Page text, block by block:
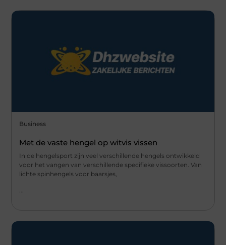
Business
Met de vaste hengel op witvis vissen
In de hengelsport zijn veel verschillende hengels ontwikkeld
voor het vangen van verschillende specifieke vissoorten. Van
lichte spinhengels voor baarsjes,